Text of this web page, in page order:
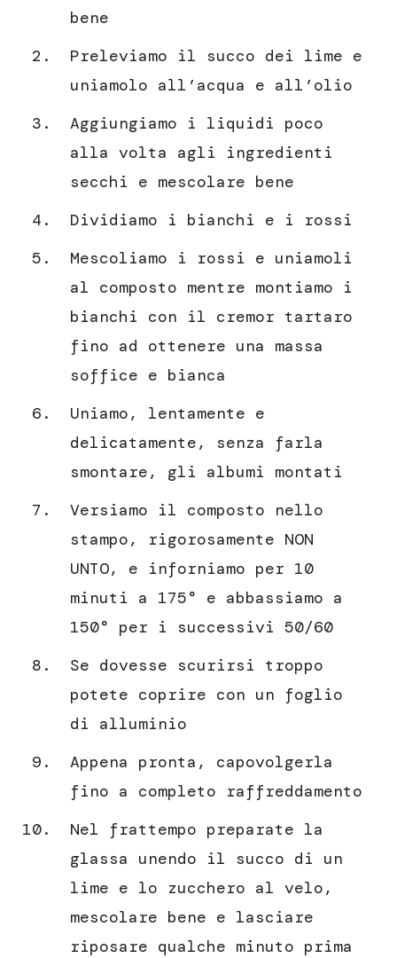
bene
Preleviamo il succo dei lime e
uniamolo all’acqua e all’olio
Aggiungiamo i liquidi poco
alla volta agli ingredienti
secchi e mescolare bene
Dividiamo i bianchi e i rossi
Mescoliamo i rossi e uniamoli
al composto mentre montiamo i
bianchi con il cremor tartaro
fino ad ottenere una massa
soffice e bianca
Uniamo, lentamente e
delicatamente, senza farla
smontare, gli albumi montati
Versiamo il composto nello
stampo, rigorosamente NON
UNTO, e inforniamo per 10
minuti a 175° e abbassiamo a
150° per i successivi 50/60
Se dovesse scurirsi troppo
potete coprire con un foglio
di alluminio
Appena pronta, capovolgerla
fino a completo raffreddamento
Nel frattempo preparate la
glassa unendo il succo di un
lime e lo zucchero al velo,
mescolare bene e lasciare
riposare qualche minuto prima